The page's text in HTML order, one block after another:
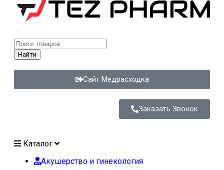
Найти
Сайт Медрасходка
Заказать Звонок
Каталог
Акушерство и гинекология